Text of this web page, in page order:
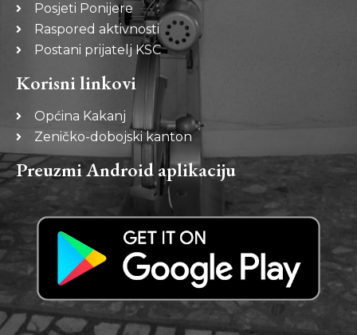
Posjeti Ponijere
Raspored aktivnosti
Postani prijatelj KSC
Korisni linkovi
Općina Kakanj
Zeničko-dobojski kanton
Preuzmi Android aplikaciju